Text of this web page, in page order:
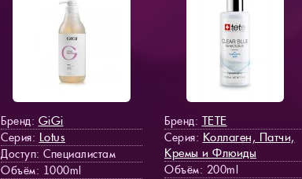
Бренд: GiGi
Серия: Lotus
Доступ: Специалистам
Объём: 1000ml
Бренд: TETE
Серия: Коллаген, Патчи,
Кремы и Флюиды
Объём: 200ml